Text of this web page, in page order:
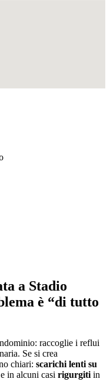
a Stadio
è “di tutto
raccoglie i reflui
Se si crea
chiari: scarichi lenti su
in alcuni casi rigurgiti in